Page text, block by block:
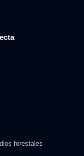
forestales